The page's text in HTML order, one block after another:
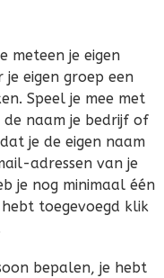
meteen je eigen
eigen groep een
Speel je mee met
de naam je bedrijf of
je de eigen naam
adressen van je
je nog minimaal één
toegevoegd klik
bepalen, je hebt